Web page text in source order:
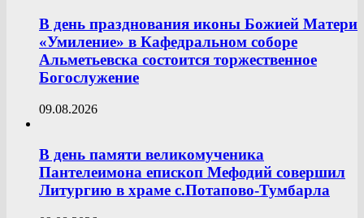
В день празднования иконы Божией Матери
«Умиление» в Кафедральном соборе
Альметьевска состоится торжественное
Богослужение
09.08.2026
В день памяти великомученика
Пантелеимона епископ Мефодий совершил
Литургию в храме с.Потапово-Тумбарла